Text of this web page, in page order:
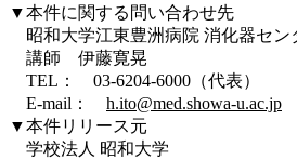
▼本件に関する問い合わせ先
昭和大学江東豊洲病院 消化器セン
講師 伊藤寛晃
TEL： 03-6204-6000（代表）
E-mail： h.ito@med.showa-u.ac.jp
▼本件リリース元
学校法人 昭和大学